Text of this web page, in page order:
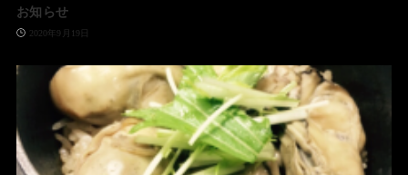
お知らせ
2020年9月19日